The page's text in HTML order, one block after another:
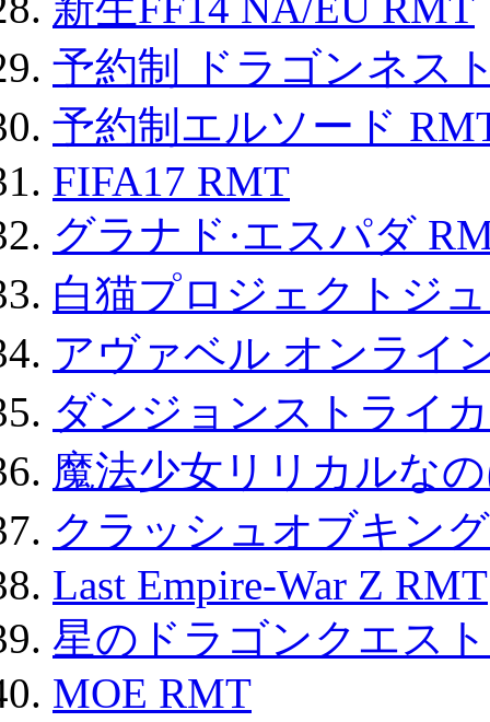
予約制 ドラゴンネス
予約制エルソード
FIFA17 RMT
グラナド·エスパダ
白猫プロジェクトジ
アヴァベル オンライ
ダンジョンストライ
魔法少女リリカルな
クラッシュオブキン
Last Empire-War Z RMT
星のドラゴンクエス
MOE RMT